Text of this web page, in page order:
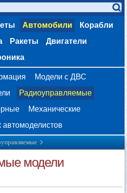
Автомобили
Корабли
Ракеты
Двигатели
Модели с ДВС
Радиоуправляемые
Механические
автомоделистов
модели